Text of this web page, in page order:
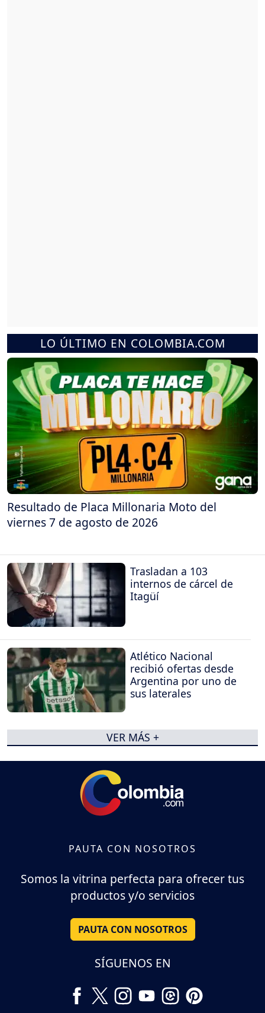
LO ÚLTIMO EN COLOMBIA.COM
Resultado de Placa Millonaria Moto del
viernes 7 de agosto de 2026
Trasladan a 103
internos de cárcel de
Itagüí
Atlético Nacional
recibió ofertas desde
Argentina por uno de
sus laterales
VER MÁS +
PAUTA CON NOSOTROS
Somos la vitrina perfecta para ofrecer tus
productos y/o servicios
PAUTA CON NOSOTROS
SÍGUENOS EN